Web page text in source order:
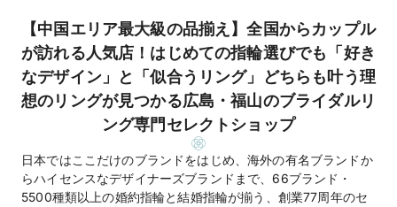
【中国エリア最大級の品揃え】全国からカップル
が訪れる人気店！はじめての指輪選びでも「好き
なデザイン」と「似合うリング」どちらも叶う理
想のリングが見つかる広島・福山のブライダルリ
ング専門セレクトショップ
日本ではここだけのブランドをはじめ、海外の有名ブランドか
らハイセンスなデザイナーズブランドまで、66ブランド・
5500種類以上の婚約指輪と結婚指輪が揃う、創業77周年のセ